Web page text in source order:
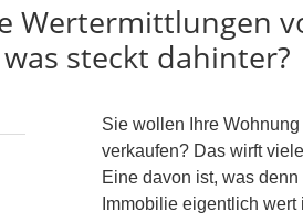
Wertermittlungen
steckt dahinter?
Sie wollen Ihre
verkaufen? Das wirft
Eine davon ist, was denn
Immobilie eigentlich wert